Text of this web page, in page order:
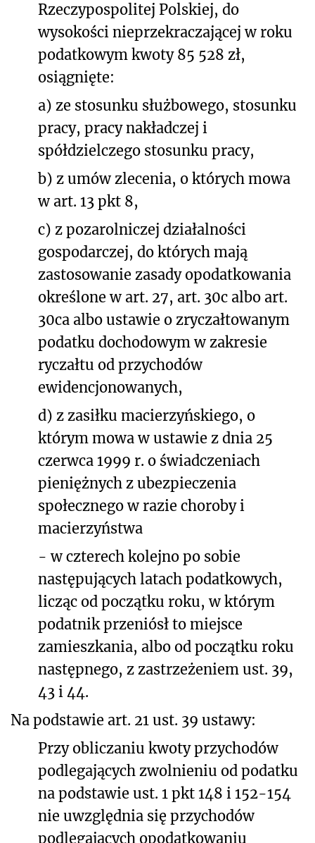
Rzeczypospolitej Polskiej, do
wysokości nieprzekraczającej w roku
podatkowym kwoty 85 528 zł,
osiągnięte:
a) ze stosunku służbowego, stosunku
pracy, pracy nakładczej i
spółdzielczego stosunku pracy,
b) z umów zlecenia, o których mowa
w art. 13 pkt 8,
c) z pozarolniczej działalności
gospodarczej, do których mają
zastosowanie zasady opodatkowania
określone w art. 27, art. 30c albo art.
30ca albo ustawie o zryczałtowanym
podatku dochodowym w zakresie
ryczałtu od przychodów
ewidencjonowanych,
d) z zasiłku macierzyńskiego, o
którym mowa w ustawie z dnia 25
czerwca 1999 r. o świadczeniach
pieniężnych z ubezpieczenia
społecznego w razie choroby i
macierzyństwa
- w czterech kolejno po sobie
następujących latach podatkowych,
licząc od początku roku, w którym
podatnik przeniósł to miejsce
zamieszkania, albo od początku roku
następnego, z zastrzeżeniem ust. 39,
43 i 44.
Na podstawie art. 21 ust. 39 ustawy:
Przy obliczaniu kwoty przychodów
podlegających zwolnieniu od podatku
na podstawie ust. 1 pkt 148 i 152-154
nie uwzględnia się przychodów
podlegających opodatkowaniu